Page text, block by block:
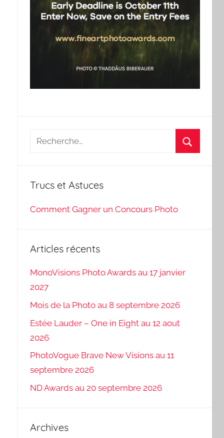
Recherche
Trucs et Astuces
Comment Gagner un Concours Photo
Articles récents
MonoVisions Photo Awards au 17 janvier
2027
Mois de la Photo au 8 septembre 2026
Estée Lauder – One in Eight au 12 aout
2026
PhotoVogue Brave New Visions au 11
septembre 2026
ND Awards au 20 septembre 2026
Archives